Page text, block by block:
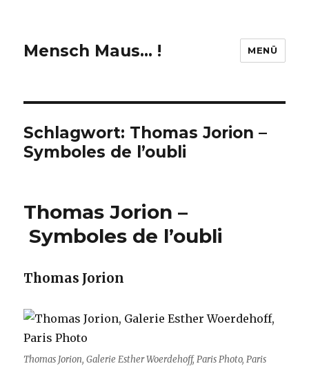
Mensch Maus… ! MENÜ
Schlagwort: Thomas Jorion –
Symboles de l’oubli
Thomas Jorion –
Symboles de l’oubli
Thomas Jorion
Thomas Jorion, Galerie Esther Woerdehoff, Paris Photo, Paris